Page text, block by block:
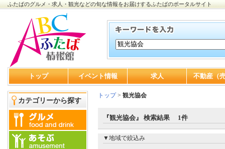
ふたばのグルメ・求人・観光などの旬な情報をお届けするふたばのポータルサイト
トップ イベント情報 求人 不動産（
カテゴリーから探す
トップ> 観光協会
『観光協会』 検索結果 1件
▼地域で絞込み